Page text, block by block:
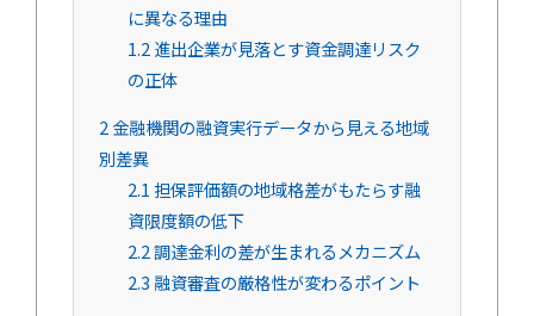
に異なる理由
1.2進出企業が見落とす資金調達リスク
の正体
2金融機関の融資実行データから見える地域
別差異
2.1 担保評価額の地域格差がもたらす融
資限度額の低下
2.2調達金利の差が生まれるメカニズム
2.3 融資審査の厳格性が変わるポイント